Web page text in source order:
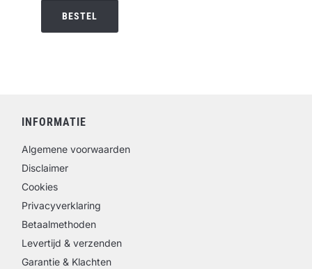
€16.95.
BESTEL
INFORMATIE
Algemene voorwaarden
Disclaimer
Cookies
Privacyverklaring
Betaalmethoden
Levertijd & verzenden
Garantie & Klachten